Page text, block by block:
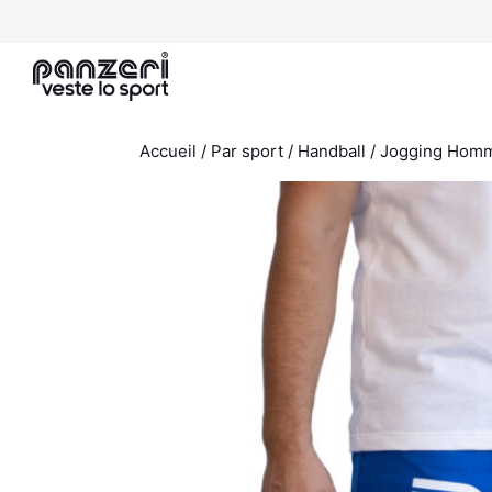
contenu
Accueil / Par sport / Handball / Jogging